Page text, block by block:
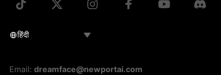
Email:dreamface@newportai.com